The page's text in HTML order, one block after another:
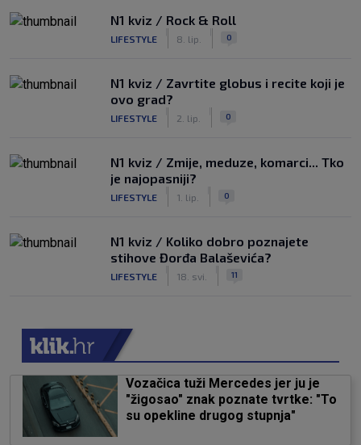
N1 kviz / Rock & Roll
LIFESTYLE 8. lip. 0
N1 kviz / Zavrtite globus i recite koji je
ovo grad?
LIFESTYLE 2. lip. 0
N1 kviz / Zmije, meduze, komarci... Tko
je najopasniji?
LIFESTYLE 1. lip. 0
N1 kviz / Koliko dobro poznajete
stihove Đorđa Balaševića?
LIFESTYLE 18. svi. 11
Vozačica tuži Mercedes jer ju je
"žigosao" znak poznate tvrtke: "To
su opekline drugog stupnja"